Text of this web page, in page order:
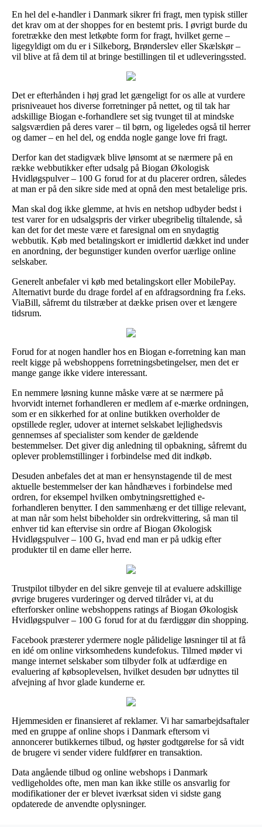
En hel del e-handler i Danmark sikrer fri fragt, men typisk stiller
det krav om at der shoppes for en bestemt pris. I øvrigt burde du
foretrække den mest letkøbte form for fragt, hvilket gerne –
ligegyldigt om du er i Silkeborg, Brønderslev eller Skælskør –
vil blive at få dem til at bringe bestillingen til et udleveringssted.
Det er efterhånden i høj grad let gængeligt for os alle at vurdere
prisniveauet hos diverse forretninger på nettet, og til tak har
adskillige Biogan e-forhandlere set sig tvunget til at mindske
salgsværdien på deres varer – til børn, og ligeledes også til herrer
og damer – en hel del, og endda nogle gange love fri fragt.
Derfor kan det stadigvæk blive lønsomt at se nærmere på en
række webbutikker efter udsalg på Biogan Økologisk
Hvidløgspulver – 100 G forud for at du placerer ordren, således
at man er på den sikre side med at opnå den mest betalelige pris.
Man skal dog ikke glemme, at hvis en netshop udbyder bedst i
test varer for en udsalgspris der virker ubegribelig tiltalende, så
kan det for det meste være et faresignal om en snydagtig
webbutik. Køb med betalingskort er imidlertid dækket ind under
en anordning, der begunstiger kunden overfor uærlige online
selskaber.
Generelt anbefaler vi køb med betalingskort eller MobilePay.
Alternativt burde du drage fordel af en afdragsordning fra f.eks.
ViaBill, såfremt du tilstræber at dække prisen over et længere
tidsrum.
Forud for at nogen handler hos en Biogan e-forretning kan man
reelt kigge på webshoppens forretningsbetingelser, men det er
mange gange ikke videre interessant.
En nemmere løsning kunne måske være at se nærmere på
hvorvidt internet forhandleren er medlem af e-mærke ordningen,
som er en sikkerhed for at online butikken overholder de
opstillede regler, udover at internet selskabet lejlighedsvis
gennemses af specialister som kender de gældende
bestemmelser. Det giver dig anledning til opbakning, såfremt du
oplever problemstillinger i forbindelse med dit indkøb.
Desuden anbefales det at man er hensynstagende til de mest
aktuelle bestemmelser der kan håndhæves i forbindelse med
ordren, for eksempel hvilken ombytningsrettighed e-
forhandleren benytter. I den sammenhæng er det tillige relevant,
at man når som helst bibeholder sin ordrekvittering, så man til
enhver tid kan eftervise sin ordre af Biogan Økologisk
Hvidløgspulver – 100 G, hvad end man er på udkig efter
produkter til en dame eller herre.
Trustpilot tilbyder en del sikre genveje til at evaluere adskillige
øvrige brugeres vurderinger og derved tilråder vi, at du
efterforsker online webshoppens ratings af Biogan Økologisk
Hvidløgspulver – 100 G forud for at du færdiggør din shopping.
Facebook præsterer ydermere nogle pålidelige løsninger til at få
en idé om online virksomhedens kundefokus. Tilmed møder vi
mange internet selskaber som tilbyder folk at udfærdige en
evaluering af købsoplevelsen, hvilket desuden bør udnyttes til
afvejning af hvor glade kunderne er.
Hjemmesiden er finansieret af reklamer. Vi har samarbejdsaftaler
med en gruppe af online shops i Danmark eftersom vi
annoncerer butikkernes tilbud, og høster godtgørelse for så vidt
de brugere vi sender videre fuldfører en transaktion.
Data angående tilbud og online webshops i Danmark
vedligeholdes ofte, men man kan ikke stille os ansvarlig for
modifikationer der er blevet iværksat siden vi sidste gang
opdaterede de anvendte oplysninger.